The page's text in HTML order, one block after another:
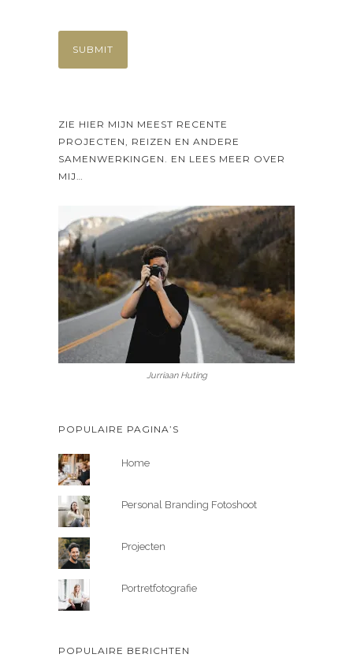
ZIE HIER MIJN MEEST RECENTE
PROJECTEN, REIZEN EN ANDERE
SAMENWERKINGEN. EN LEES MEER OVER
MIJ…
Jurriaan Huting
POPULAIRE PAGINA’S
Home
Personal Branding Fotoshoot
Projecten
Portretfotografie
POPULAIRE BERICHTEN